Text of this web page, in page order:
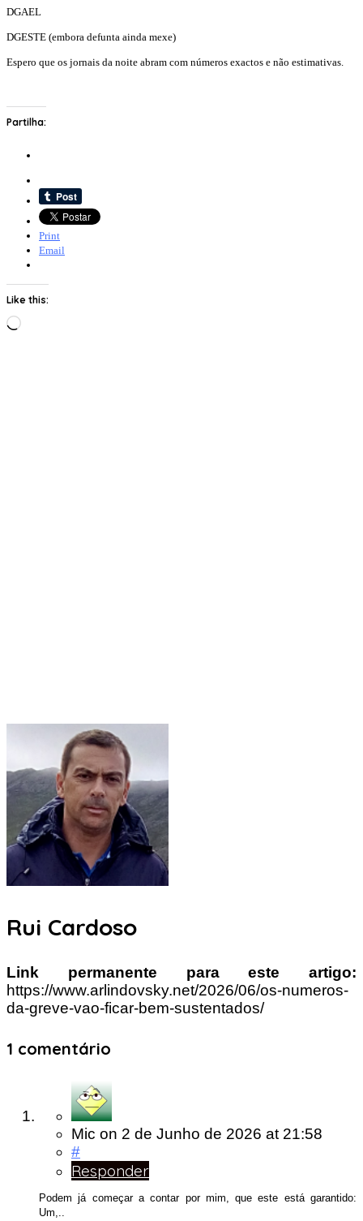
DGAEL
DGESTE (embora defunta ainda mexe)
Espero que os jornais da noite abram com números exactos e não estimativas.
Partilha:
Print
Email
Like this:
Loading…
Rui Cardoso
Link permanente para este artigo:
https://www.arlindovsky.net/2026/06/os-numeros-
da-greve-vao-ficar-bem-sustentados/
1 comentário
Mic on 2 de Junho de 2026 at 21:58
#
Responder
Podem já começar a contar por mim, que este está garantido:
Um,..